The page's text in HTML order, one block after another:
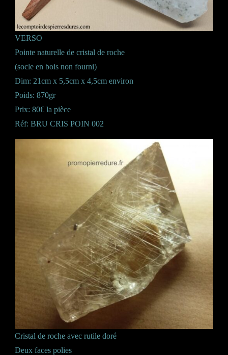
VERSO
Pointe naturelle de cristal de roche
(socle en bois non fourni)
Dim: 21cm x 5,5cm x 4,5cm environ
Poids: 870gr
Prix: 80€ la pièce
Réf: BRU CRIS POIN 002
Cristal de roche avec rutile doré
Deux faces polies